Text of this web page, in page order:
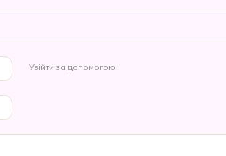
Увійти за допомогою